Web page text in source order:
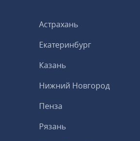
Астрахань
Екатеринбург
Казань
Нижний Новгород
Пенза
Рязань